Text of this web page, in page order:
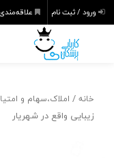
ورود / ثبت نام
خانه / املاک،سهام و
زیبایی واقع در شهریار